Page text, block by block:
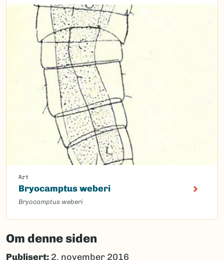
Art
Bryocamptus weberi
Bryocamptus weberi
Om denne siden
Publisert: 2. november 2016